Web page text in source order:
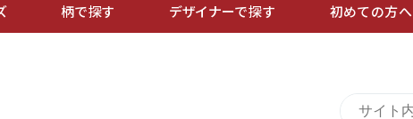
柄で探す デザイナーで探す 初めての方へ